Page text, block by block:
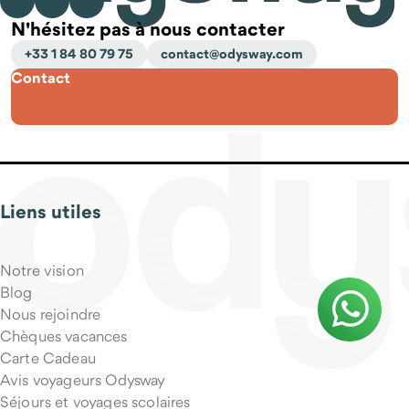
Puis-je partir seul(e) ?
Qu'est-ce qui est inclus dans le prix du voyage ?
N'hésitez pas à nous contacter
+33 1 84 80 79 75 contact@odysway.com
Contact
Liens utiles
Notre vision
Blog
Nous rejoindre
Chèques vacances
Carte Cadeau
Avis voyageurs Odysway
Séjours et voyages scolaires